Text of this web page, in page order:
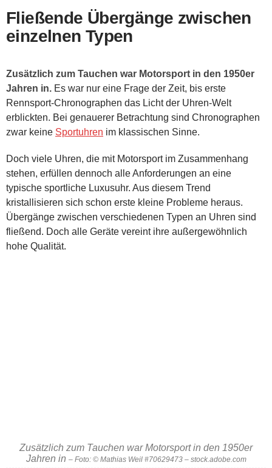
Fließende Übergänge zwischen
einzelnen Typen
Zusätzlich zum Tauchen war Motorsport in den 1950er
Jahren in. Es war nur eine Frage der Zeit, bis erste
Rennsport-Chronographen das Licht der Uhren-Welt
erblickten. Bei genauerer Betrachtung sind Chronographen
zwar keine Sportuhren im klassischen Sinne.
Doch viele Uhren, die mit Motorsport im Zusammenhang
stehen, erfüllen dennoch alle Anforderungen an eine
typische sportliche Luxusuhr. Aus diesem Trend
kristallisieren sich schon erste kleine Probleme heraus.
Übergänge zwischen verschiedenen Typen an Uhren sind
fließend. Doch alle Geräte vereint ihre außergewöhnlich
hohe Qualität.
Zusätzlich zum Tauchen war Motorsport in den 1950er
Jahren in – Foto: © Mathias Weil #70629473 – stock.adobe.com